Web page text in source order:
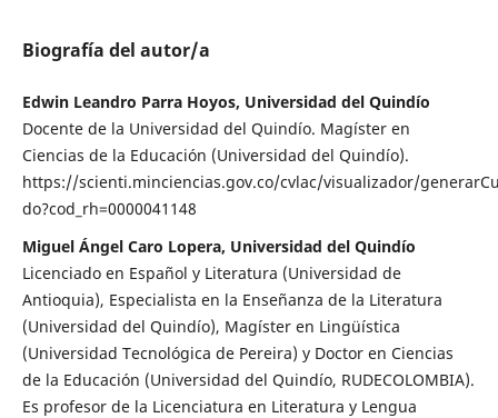
Biografía del autor/a
Edwin Leandro Parra Hoyos, Universidad del Quindío
Docente de la Universidad del Quindío. Magíster en
Ciencias de la Educación (Universidad del Quindío).
https://scienti.minciencias.gov.co/cvlac/visualizador/
do?cod_rh=0000041148
Miguel Ángel Caro Lopera, Universidad del Quindío
Licenciado en Español y Literatura (Universidad de
Antioquia), Especialista en la Enseñanza de la Literatura
(Universidad del Quindío), Magíster en Lingüística
(Universidad Tecnológica de Pereira) y Doctor en Ciencias
de la Educación (Universidad del Quindío, RUDECOLOMBIA).
Es profesor de la Licenciatura en Literatura y Lengua